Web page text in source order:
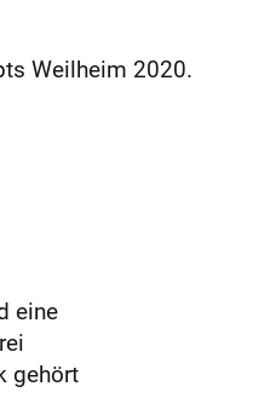
Weilheim 2020.
eine
gehört